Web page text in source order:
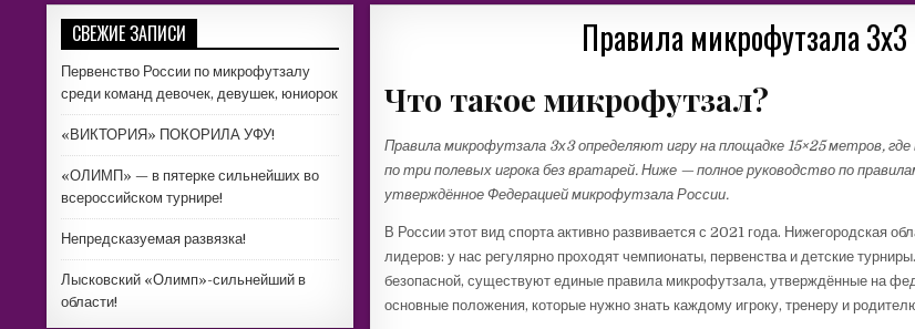
Правила микрофутзала 3х3
Что такое микрофутзал?
Правила микрофутзала 3х3 определяют игру на площадке 15×25 метров,
по три полевых игрока без вратарей. Ниже — полное руководство по
утверждённое Федерацией микрофутзала России.
В России этот вид спорта активно развивается с 2021 года. Нижегородская
лидеров: у нас регулярно проходят чемпионаты, первенства и детские
безопасной, существуют единые правила микрофутзала, утверждённые на
основные положения, которые нужно знать каждому игроку, тренеру и
СВЕЖИЕ ЗАПИСИ
Первенство России по микрофутзалу
среди команд девочек, девушек, юниорок
«ВИКТОРИЯ» ПОКОРИЛА УФУ!
«ОЛИМП» — в пятерке сильнейших во
всероссийском турнире!
Непредсказуемая развязка!
Лысковский «Олимп»-сильнейший в
области!